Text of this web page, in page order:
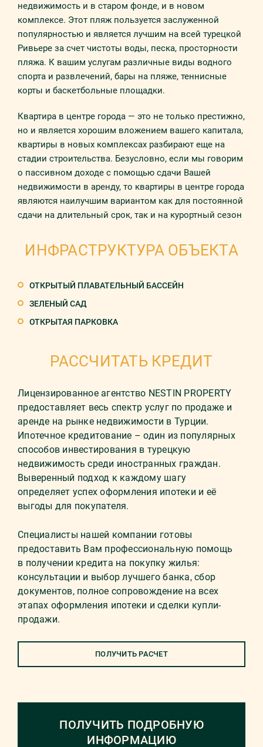
недвижимость и в старом фонде, и в новом
комплексе. Этот пляж пользуется заслуженной
популярностью и является лучшим на всей турецкой
Ривьере за счет чистоты воды, песка, просторности
пляжа. К вашим услугам различные виды водного
спорта и развлечений, бары на пляже, теннисные
корты и баскетбольные площадки.
Квартира в центре города — это не только престижно,
но и является хорошим вложением вашего капитала,
квартиры в новых комплексах разбирают еще на
стадии строительства. Безусловно, если мы говорим
о пассивном доходе с помощью сдачи Вашей
недвижимости в аренду, то квартиры в центре города
являются наилучшим вариантом как для постоянной
сдачи на длительный срок, так и на курортный сезон
ИНФРАСТРУКТУРА ОБЪЕКТА
ОТКРЫТЫЙ ПЛАВАТЕЛЬНЫЙ БАССЕЙН
ЗЕЛЕНЫЙ САД
ОТКРЫТАЯ ПАРКОВКА
РАССЧИТАТЬ КРЕДИТ
Лицензированное агентство NESTIN PROPERTY
предоставляет весь спектр услуг по продаже и
аренде на рынке недвижимости в Турции.
Ипотечное кредитование – один из популярных
способов инвестирования в турецкую
недвижимость среди иностранных граждан.
Выверенный подход к каждому шагу
определяет успех оформления ипотеки и её
выгоды для покупателя.
Специалисты нашей компании готовы
предоставить Вам профессиональную помощь
в получении кредита на покупку жилья:
консультации и выбор лучшего банка, сбор
документов, полное сопровождение на всех
этапах оформления ипотеки и сделки купли-
продажи.
ПОЛУЧИТЬ РАСЧЕТ
ПОЛУЧИТЬ ПОДРОБНУЮ
ИНФОРМАЦИЮ